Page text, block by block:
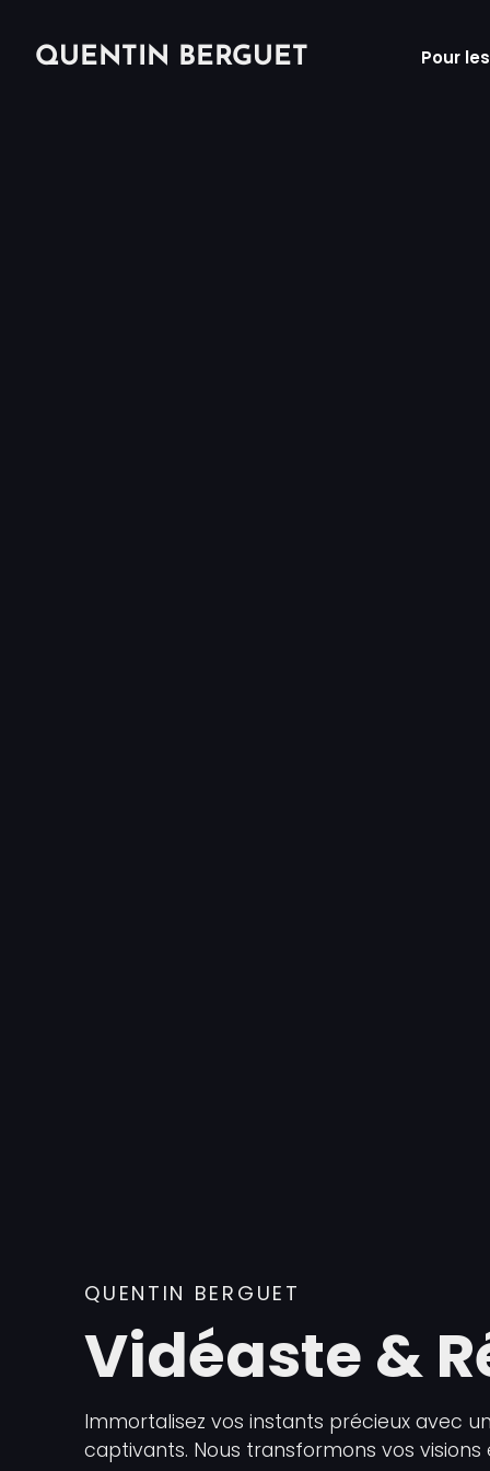
QUENTIN BERGUET Pour
QUENTIN BERGUET
Vidéaste &
Immortalisez vos instants précieux avec
captivants. Nous transformons vos